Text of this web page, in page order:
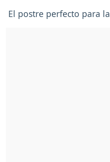
El postre perfecto para